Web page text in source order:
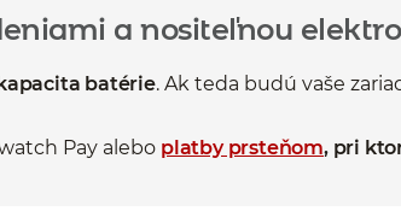
a nositeľnou
batérie. Ak teda budú vaše
Pay alebo platby prsteňom, pri